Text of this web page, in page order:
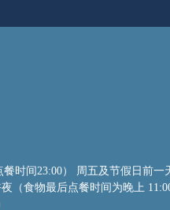
时间23:00） 周五及节假日前
（食物最后点餐时间为晚上